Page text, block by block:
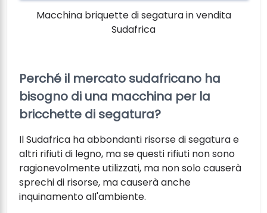
Macchina briquette di segatura in vendita
Sudafrica
Perché il mercato sudafricano ha
bisogno di una macchina per la
bricchette di segatura?
Il Sudafrica ha abbondanti risorse di segatura e
altri rifiuti di legno, ma se questi rifiuti non sono
ragionevolmente utilizzati, ma non solo causerà
sprechi di risorse, ma causerà anche
inquinamento all'ambiente.